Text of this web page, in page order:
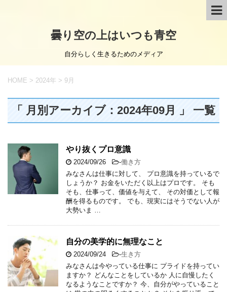
曇り空の上はいつも青空
自分らしく生きるためのメディア
HOME > 2024年 > 9月
「 月別アーカイブ：2024年09月 」 一覧
やり抜くプロ意識
2024/09/26 -働き方
みなさんは仕事に対して、 プロ意識を持っているで
しょうか？ お金をいただく以上はプロです。 そも
そも、仕事って、価値を与えて、 その対価として報
酬を得るものです。 でも、現実にはそうでない人が
大勢いま …
自分の美学的に無理なこと
2024/09/24 -生き方
みなさんは今やっている仕事に プライドを持ってい
ますか？ どんなことをしているか 人に自慢したく
なるようなことですか？ 今、自分がやっていること